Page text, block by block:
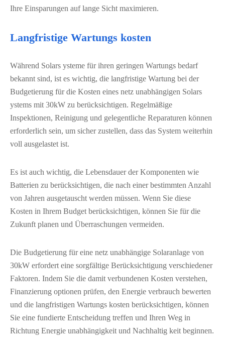
Ihre Einsparungen auf lange Sicht maximieren.
Langfristige Wartungs kosten
Während Solars ysteme für ihren geringen Wartungs bedarf
bekannt sind, ist es wichtig, die langfristige Wartung bei der
Budgetierung für die Kosten eines netz unabhängigen Solars
ystems mit 30kW zu berücksichtigen. Regelmäßige
Inspektionen, Reinigung und gelegentliche Reparaturen können
erforderlich sein, um sicher zustellen, dass das System weiterhin
voll ausgelastet ist.
Es ist auch wichtig, die Lebensdauer der Komponenten wie
Batterien zu berücksichtigen, die nach einer bestimmten Anzahl
von Jahren ausgetauscht werden müssen. Wenn Sie diese
Kosten in Ihrem Budget berücksichtigen, können Sie für die
Zukunft planen und Überraschungen vermeiden.
Die Budgetierung für eine netz unabhängige Solaranlage von
30kW erfordert eine sorgfältige Berücksichtigung verschiedener
Faktoren. Indem Sie die damit verbundenen Kosten verstehen,
Finanzierung optionen prüfen, den Energie verbrauch bewerten
und die langfristigen Wartungs kosten berücksichtigen, können
Sie eine fundierte Entscheidung treffen und Ihren Weg in
Richtung Energie unabhängigkeit und Nachhaltig keit beginnen.